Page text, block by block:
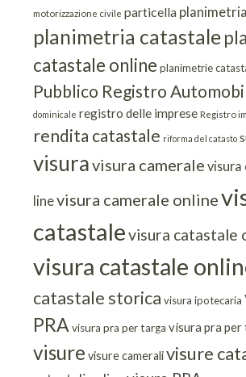
motorizzazione civile particella planimetria
planimetria catastale
catastale online planimetrie
Pubblico Registro
dominicale registro delle imprese Registro
rendita catastale riforma del catasto
visuravisura camerale visura
linevisura camerale online
catastalevisura catastale
visura catastale
catastale storica visura ipotecaria
PRA visura pra per targa visura pra per
visure visure cameralivisure